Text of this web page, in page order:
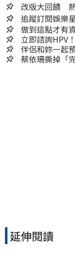
改版大回饋
追蹤訂閱娛樂
做到這點才有
立即諮詢HPV
嫌晚！
伴侶和妳一起
蔡依珊撕掉「
延伸閱讀